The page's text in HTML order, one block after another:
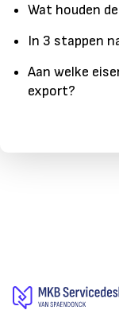
Wat houden
In 3 stappen
Aan welke
export?